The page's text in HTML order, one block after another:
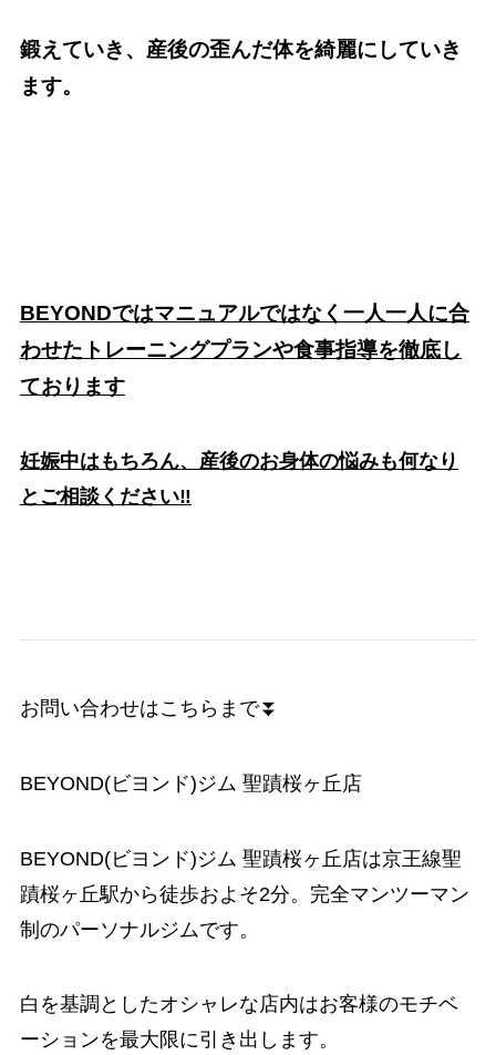
鍛えていき、産後の歪んだ体を綺麗にしていき
ます。
BEYONDではマニュアルではなく一人一人に合
わせたトレーニングプランや食事指導を徹底し
ております
妊娠中はもちろん、産後のお身体の悩みも何なり
とご相談ください‼️
お問い合わせはこちらまで⏬
BEYOND(ビヨンド)ジム 聖蹟桜ヶ丘店
BEYOND(ビヨンド)ジム 聖蹟桜ヶ丘店は京王線聖
蹟桜ヶ丘駅から徒歩およそ2分。完全マンツーマン
制のパーソナルジムです。
白を基調としたオシャレな店内はお客様のモチベ
ーションを最大限に引き出します。